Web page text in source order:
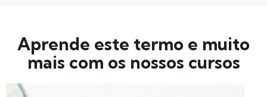
Aprende este termo e muito
mais com os nossos cursos